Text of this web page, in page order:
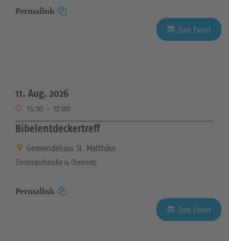
Permalink
Zum Event
11. Aug. 2026
15:30 - 17:00
Bibelentdeckertreff
Gemeindehaus St. Matthäus
Zinzendorfstraße 14 Chemnitz
Permalink
Zum Event